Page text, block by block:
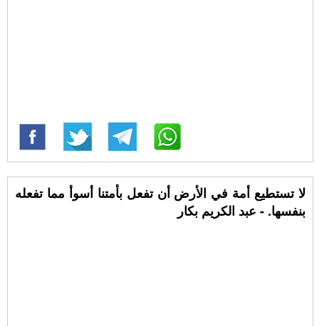
لا تستطيع أمة في الأرض أن تفعل بأمتنا أسوأ مما تفعله
بنفسها. - عبد الكريم بكار